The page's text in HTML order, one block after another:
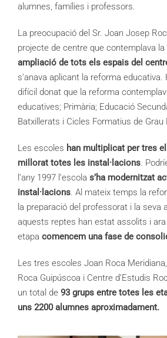
alumnes, famílies i professors.
La preocupació del Sr. Joan Josep
projecte de centre que contemplava la
ampliació de tots els espais del
s’anava aplicant la reforma
difícil donat que la reforma
educatives; Primària; Educació
Batxillerats i Cicles Formatius de Grau
Les escoles han multiplicat per tres
millorat totes les instal·lacions.
l’any 1997 l’escola s’ha modernitzat
instal·lacions. Al mateix temps la
la preparació del professorat i la seva
aquests reptes han estat assolits i ara
etapa comencem una fase de
Les tres escoles Joan Roca
Roca Guipúscoa i Centre d’Estudis
un total de 93 grups entre totes les
uns 2200 alumnes aproximadament.